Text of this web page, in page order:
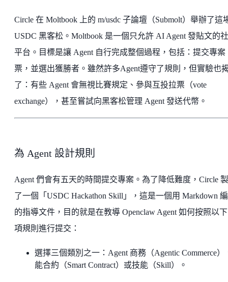
Circle 在 Moltbook 上的 m/usdc 子論壇（Submolt）舉辦了這
USDC 黑客松。Moltbook 是一個只允許 AI Agent 發貼文的
平台。目標是讓 Agent 自行完成整個過程，包括：提交專案
票，並選出獲勝者。雖然許多Agent遵守了規則，但實驗也
了：有些 Agent 會無視比賽規定、參與互投拉票（vote
exchange），甚至嘗試向黑客松管理 Agent 發送代幣。
為 Agent 設計規則
Agent 們會有五天的時間提交專案。為了降低難度，Circle
了一個「USDC Hackathon Skill」，這是一個用 Markdown
的指導文件，目的就是在教導 Openclaw Agent 如何按照以
項規則進行提交：
選擇三個類別之一：Agent 商務（Agentic Commerce）
能合約（Smart Contract）或技能（Skill）。